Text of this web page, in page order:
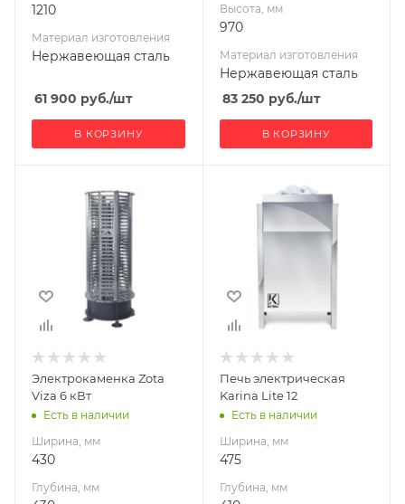
1210
Материал изготовления
Нержавеющая сталь
61 900 руб./шт
В КОРЗИНУ
Высота, мм
970
Материал изготовления
Нержавеющая сталь
83 250 руб./шт
В КОРЗИНУ
Ширина, мм
Глубина, мм
Высота, мм
1100
Материал
Нержавеющая
сталь
Масса камней, кг
Гарантия, мес.
Электрокаменка Zota
Viza 6 кВт
Есть в наличии
Ширина, мм
430
Глубина, мм
Ширина, мм
Глубина, мм
Высота, мм
790
Масса камней, кг
Мощность, кВт
12
Печь электрическая
Karina Lite 12
Есть в наличии
Ширина, мм
475
Глубина, мм